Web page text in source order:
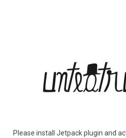
Please install Jetpack plugin and